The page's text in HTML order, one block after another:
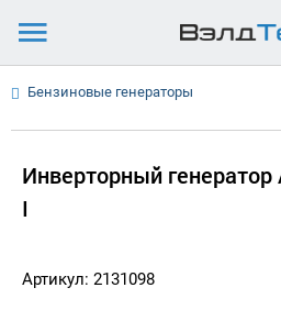
Бензиновые генераторы
Инверторный генератор
I
Артикул: 2131098